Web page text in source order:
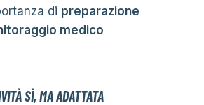
di preparazione
medico
SÌ, MA ADATTATA